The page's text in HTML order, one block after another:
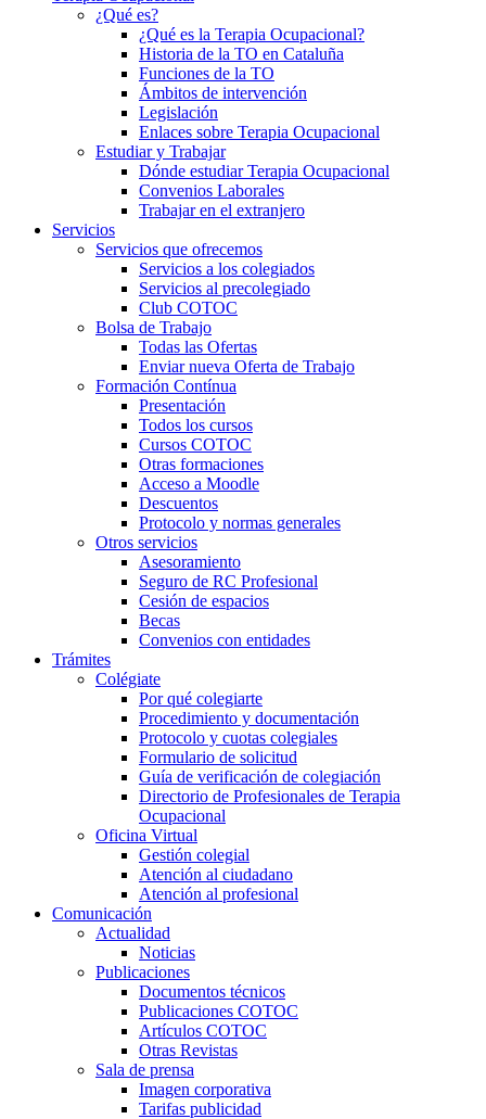
¿Qué es?
¿Qué es la Terapia Ocupacional?
Historia de la TO en Cataluña
Funciones de la TO
Ámbitos de intervención
Legislación
Enlaces sobre Terapia Ocupacional
Estudiar y Trabajar
Dónde estudiar Terapia Ocupacional
Convenios Laborales
Trabajar en el extranjero
Servicios
Servicios que ofrecemos
Servicios a los colegiados
Servicios al precolegiado
Club COTOC
Bolsa de Trabajo
Todas las Ofertas
Enviar nueva Oferta de Trabajo
Formación Contínua
Presentación
Todos los cursos
Cursos COTOC
Otras formaciones
Acceso a Moodle
Descuentos
Protocolo y normas generales
Otros servicios
Asesoramiento
Seguro de RC Profesional
Cesión de espacios
Becas
Convenios con entidades
Trámites
Colégiate
Por qué colegiarte
Procedimiento y documentación
Protocolo y cuotas colegiales
Formulario de solicitud
Guía de verificación de colegiación
Directorio de Profesionales de Terapia
Ocupacional
Oficina Virtual
Gestión colegial
Atención al ciudadano
Atención al profesional
Comunicación
Actualidad
Noticias
Publicaciones
Documentos técnicos
Publicaciones COTOC
Artículos COTOC
Otras Revistas
Sala de prensa
Imagen corporativa
Tarifas publicidad